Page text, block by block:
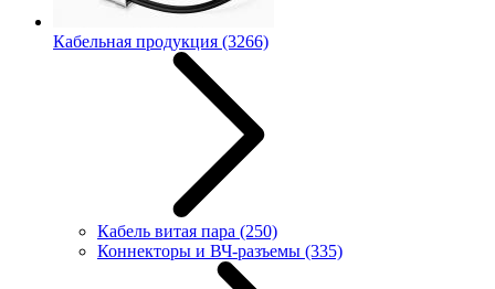
Кабельная продукция (3266)
Кабель витая пара (250)
Коннекторы и ВЧ-разъемы (335)